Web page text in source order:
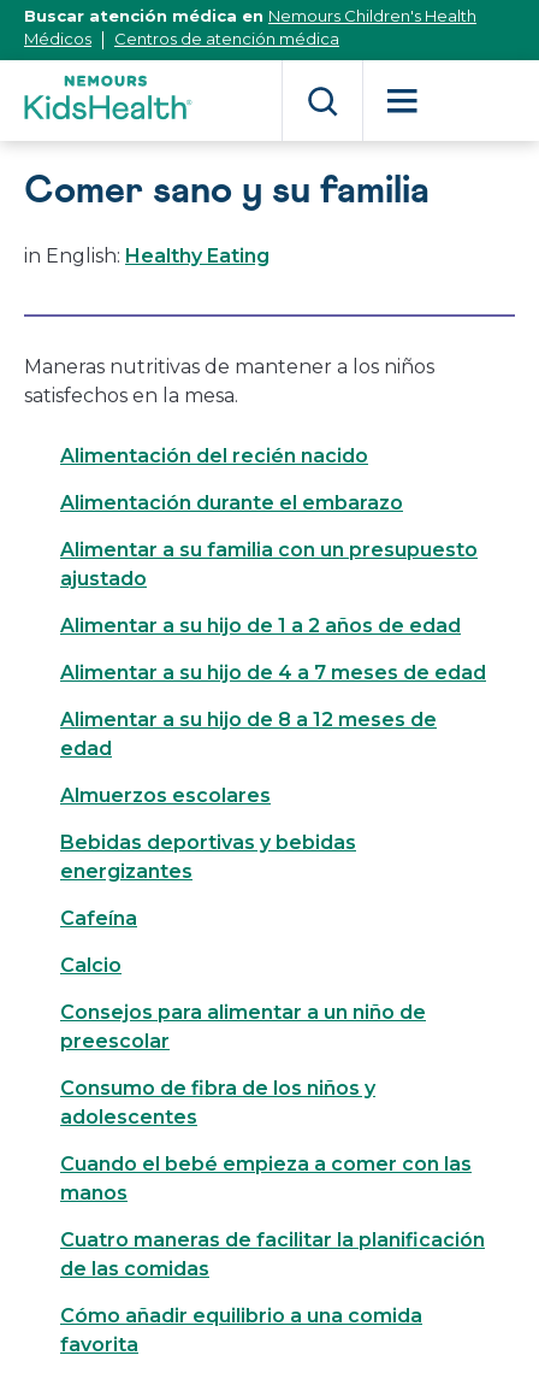
[Skip
Content]
Buscar atención médica en Nemours Children's Health
Médicos
Centros de atención médica
Comer sano y su familia
in English: Healthy Eating
Maneras nutritivas de mantener a los niños
satisfechos en la mesa.
Alimentación del recién nacido
Alimentación durante el embarazo
Alimentar a su familia con un presupuesto
ajustado
Alimentar a su hijo de 1 a 2 años de edad
Alimentar a su hijo de 4 a 7 meses de edad
Alimentar a su hijo de 8 a 12 meses de
edad
Almuerzos escolares
Bebidas deportivas y bebidas
energizantes
Cafeína
Calcio
Consejos para alimentar a un niño de
preescolar
Consumo de fibra de los niños y
adolescentes
Cuando el bebé empieza a comer con las
manos
Cuatro maneras de facilitar la planificación
de las comidas
Cómo añadir equilibrio a una comida
favorita